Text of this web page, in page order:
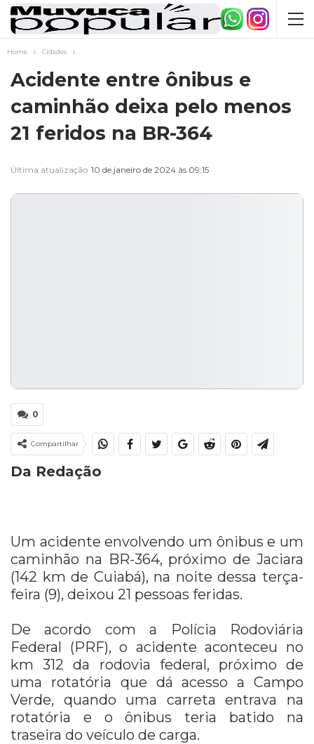
Home Cidades
Acidente entre ônibus e
caminhão deixa pelo menos
21 feridos na BR-364
Última atualização 10 de janeiro de 2024 às 09:15
0
Compartilhar
Da Redação
Um acidente envolvendo um ônibus e um
caminhão na BR-364, próximo de Jaciara
(142 km de Cuiabá), na noite dessa terça-
feira (9), deixou 21 pessoas feridas.
De acordo com a Polícia Rodoviária
Federal (PRF), o acidente aconteceu no
km 312 da rodovia federal, próximo de
uma rotatória que dá acesso a Campo
Verde, quando uma carreta entrava na
rotatória e o ônibus teria batido na
traseira do veículo de carga.